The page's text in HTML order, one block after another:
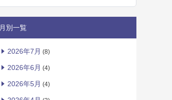
月別一覧
2026年7月 (8)
2026年6月 (4)
2026年5月 (4)